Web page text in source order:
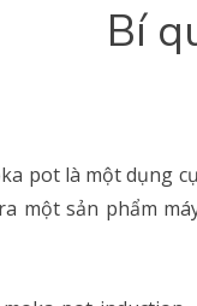
Bí
pot là một dụng
một sản phẩm